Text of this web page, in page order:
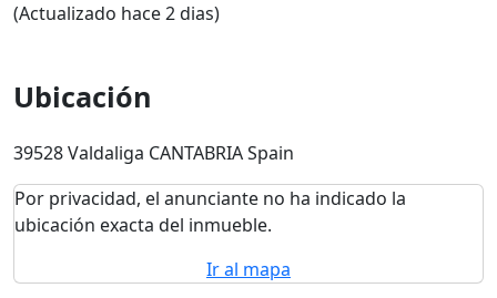
(Actualizado hace 2 dias)
Ubicación
39528 Valdaliga CANTABRIA Spain
Por privacidad, el anunciante no ha indicado la
ubicación exacta del inmueble.
Ir al mapa